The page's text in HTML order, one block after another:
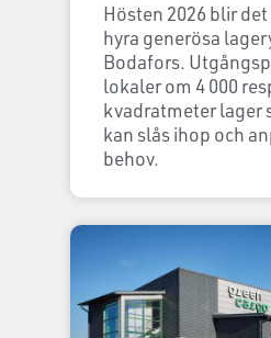
Hösten 2026 blir
hyra generösa
Bodafors.
lokaler om 4 000
kvadratmeter lager
kan slås ihop och
behov.